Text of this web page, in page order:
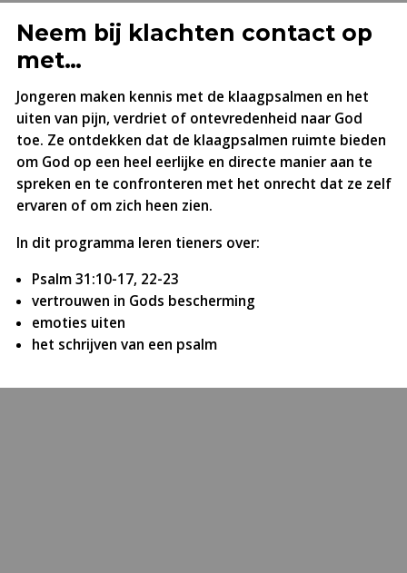
Neem bij klachten contact op
met…
Jongeren maken kennis met de klaagpsalmen en het
uiten van pijn, verdriet of ontevredenheid naar God
toe. Ze ontdekken dat de klaagpsalmen ruimte bieden
om God op een heel eerlijke en directe manier aan te
spreken en te confronteren met het onrecht dat ze zelf
ervaren of om zich heen zien.
In dit programma leren tieners over:
Psalm 31:10-17, 22-23
vertrouwen in Gods bescherming
emoties uiten
het schrijven van een psalm